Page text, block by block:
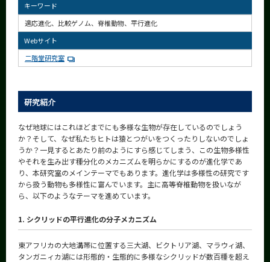
キーワード
適応進化、比較ゲノム、脊椎動物、平行進化
Webサイト
二階堂研究室
研究紹介
なぜ地球にはこれほどまでにも多様な生物が存在しているのでしょう
か？そして、なぜ私たちヒトは猿とつがいをつくったりしないのでしょ
うか？一見するとあたり前のようにすら感じてしまう、この生物多様性
やそれを生み出す種分化のメカニズムを明らかにするのが進化学であ
り、本研究室のメインテーマでもあります。進化学は多様性の研究です
から扱う動物も多様性に富んでいます。主に高等脊椎動物を扱いなが
ら、以下のようなテーマを進めています。
1. シクリッドの平行進化の分子メカニズム
東アフリカの大地溝帯に位置する三大湖、ビクトリア湖、マラウィ湖、
タンガニィカ湖には形態的・生態的に多様なシクリッドが数百種を超え
系詳細情報
CLOSE